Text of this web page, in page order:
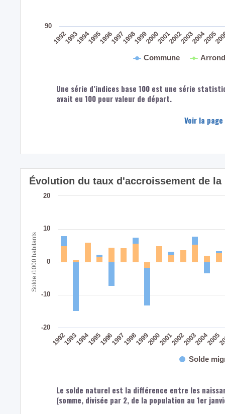
Commune
19921993199419951996199719981999200020012002200320042005
90
Une série d’indices base 100 est une série
avait eu 100 pour valeur de départ.
Voir la
Solde /1000 habitants
Évolution du taux d'accroissement de
19921993199419951996199719981999200020012002200320042005
-20
-10
0
10
20
Solde
Le solde naturel est la différence entre les
(somme, divisée par 2, de la population au 1er